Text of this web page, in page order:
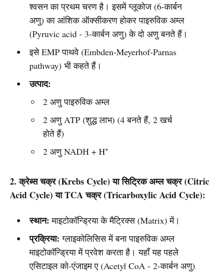
श्वसन का प्रथम चरण है। इसमें ग्लूकोज (6-कार्बन
अणु) का आंशिक ऑक्सीकरण होकर पाइरुविक अम्ल
(Pyruvic acid - 3-कार्बन अणु) के दो अणु बनते हैं।
इसे EMP पाथवे (Embden-Meyerhof-Parnas
pathway) भी कहते हैं।
उत्पाद:
2 अणु पाइरुविक अम्ल
2 अणु ATP (शुद्ध लाभ) (4 बनते हैं, 2 खर्च
होते हैं)
2 अणु NADH + H⁺
2. क्रेब्स चक्र (Krebs Cycle) या सिट्रिक अम्ल चक्र (Citric
Acid Cycle) या TCA चक्र (Tricarboxylic Acid Cycle):
स्थान: माइटोकॉन्ड्रिया के मैट्रिक्स (Matrix) में।
प्रक्रिया: ग्लाइकोलिसिस में बना पाइरुविक अम्ल
माइटोकॉन्ड्रिया में प्रवेश करता है। यहाँ यह पहले
एसिटाइल को-एंजाइम ए (Acetyl CoA - 2-कार्बन अणु)